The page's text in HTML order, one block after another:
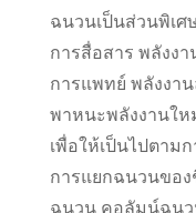
ฉนวนเป็นส่วนพิเศ
การสื่อสาร พลังง
การแพทย์ พลังงา
พาหนะพลังงานให
เพื่อให้เป็นไปตาม
การแยกฉนวนของ
ฉนวน คอลัมน์ฉน